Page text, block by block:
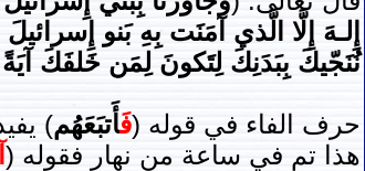
إِلـهَ إِلَّا الَّذي آمَنَت بِهِ بَنو إِسرائيلَ
نُنَجّيكَ بِبَدَنِكَ لِتَكونَ لِمَن خَلفَكَ آيَةً
حرف الفاء في قوله (فَأَتبَعَهُم)
هذا تم في ساعة من نهار فقوله (